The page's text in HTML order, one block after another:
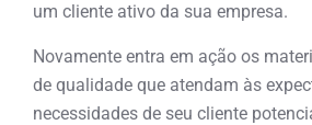
um cliente ativo da sua empresa.
Novamente entra em ação os
de qualidade que atendam às
necessidades de seu cliente